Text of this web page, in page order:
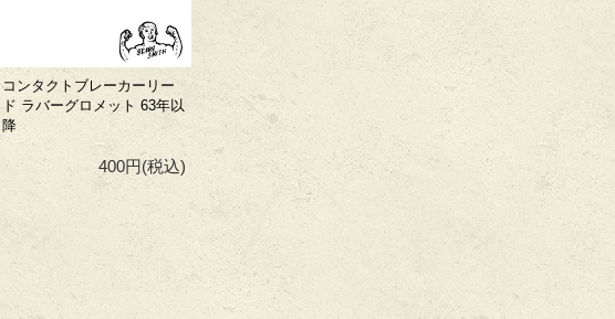
コンタクトブレーカーリー
ド ラバーグロメット 63年以
降
400円(税込)